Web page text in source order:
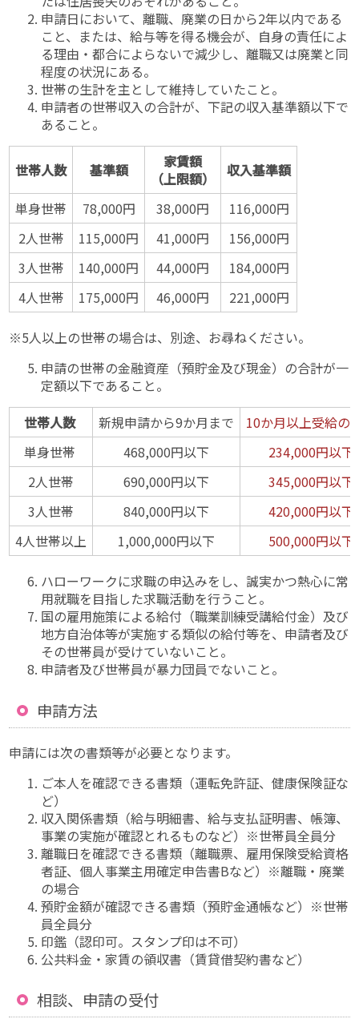
申請日において、離職、廃業の日から2年以内である
こと、または、給与等を得る機会が、自身の責任によ
る理由・都合によらないで減少し、離職又は廃業と同
程度の状況にある。
世帯の生計を主として維持していたこと。
申請者の世帯収入の合計が、下記の収入基準額以下で
あること。
世帯人数 基準額
家賃額
（上限額）
収入基準額
単身世帯
78,000円 38,000円
116,000円
2人世帯
115,000円 41,000円
156,000円
3人世帯
140,000円 44,000円
184,000円
4人世帯
175,000円 46,000円 221,000円
※5人以上の世帯の場合は、別途、お尋ねください。
申請の世帯の金融資産（預貯金及び現金）の合計が一
定額以下であること。
世帯人数
新規申請から9か月まで
10か月以上受給の
単身世帯
468,000円以下
234,000円以下
2人世帯
690,000円以下
345,000円以下
3人世帯
840,000円以下
420,000円以下
4人世帯以上
1,000,000円以下 500,000円以下
ハローワークに求職の申込みをし、誠実かつ熱心に常
用就職を目指した求職活動を行うこと。
国の雇用施策による給付（職業訓練受講給付金）及び
地方自治体等が実施する類似の給付等を、申請者及び
その世帯員が受けていないこと。
申請者及び世帯員が暴力団員でないこと。
申請方法
申請には次の書類等が必要となります。
ご本人を確認できる書類（運転免許証、健康保険証な
ど）
収入関係書類（給与明細書、給与支払証明書、帳簿、
事業の実施が確認とれるものなど）※世帯員全員分
離職日を確認できる書類（離職票、雇用保険受給資格
者証、個人事業主用確定申告書Bなど）※離職・廃業
の場合
預貯金額が確認できる書類（預貯金通帳など）※世帯
員全員分
印鑑（認印可。スタンプ印は不可）
公共料金・家賃の領収書（賃貸借契約書など）
相談、申請の受付